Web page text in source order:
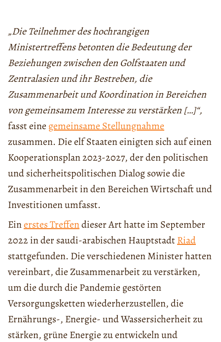
„Die Teilnehmer des hochrangigen
Ministertreffens betonten die Bedeutung der
Beziehungen zwischen den Golfstaaten und
Zentralasien und ihr Bestreben, die
Zusammenarbeit und Koordination in Bereichen
von gemeinsamem Interesse zu verstärken […]“,
fasst eine gemeinsame Stellungnahme
zusammen. Die elf Staaten einigten sich auf einen
Kooperationsplan 2023-2027, der den politischen
und sicherheitspolitischen Dialog sowie die
Zusammenarbeit in den Bereichen Wirtschaft und
Investitionen umfasst.
Einerstes Treffendieser Art hatte im September
2022 in der saudi-arabischen HauptstadtRiad
stattgefunden. Die verschiedenen Minister hatten
vereinbart, die Zusammenarbeit zu verstärken,
um die durch die Pandemie gestörten
Versorgungsketten wiederherzustellen, die
Ernährungs-, Energie- und Wassersicherheit zu
stärken, grüne Energie zu entwickeln und